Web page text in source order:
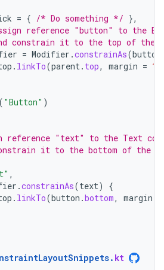
= { /* Do something */ },
reference "button" to the
constrain it to the top of the
= Modifier .constrainAs(button
. linkTo(parent. top, margin =
( "Button" )
reference "text" to the Text
it to the bottom of the
,
.constrainAs(text)
{
. linkTo(button .bottom, margin
. kt